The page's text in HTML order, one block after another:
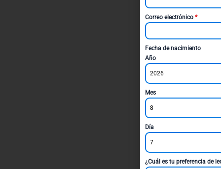
Correo electrónico *
Fecha de nacimiento
Año
2026
Mes
8
Día
7
¿Cuál es tu preferencia de